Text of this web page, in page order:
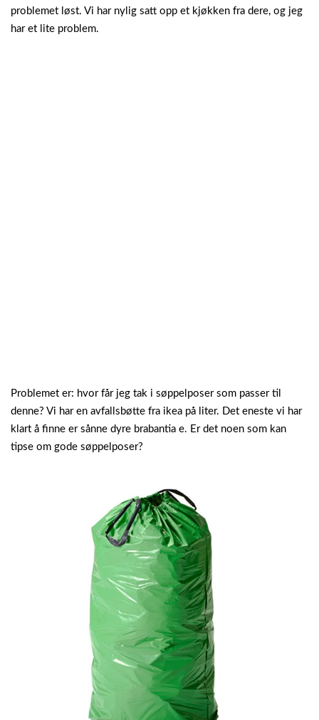
problemet løst. Vi har nylig satt opp et kjøkken fra dere, og jeg
har et lite problem.
Problemet er: hvor får jeg tak i søppelposer som passer til
denne? Vi har en avfallsbøtte fra ikea på liter. Det eneste vi har
klart å finne er sånne dyre brabantia e. Er det noen som kan
tipse om gode søppelposer?